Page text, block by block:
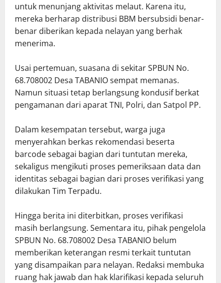
untuk menunjang aktivitas melaut. Karena itu,
mereka berharap distribusi BBM bersubsidi benar-
benar diberikan kepada nelayan yang berhak
menerima.
Usai pertemuan, suasana di sekitar SPBUN No.
68.708002 Desa TABANIO sempat memanas.
Namun situasi tetap berlangsung kondusif berkat
pengamanan dari aparat TNI, Polri, dan Satpol PP.
Dalam kesempatan tersebut, warga juga
menyerahkan berkas rekomendasi beserta
barcode sebagai bagian dari tuntutan mereka,
sekaligus mengikuti proses pemeriksaan data dan
identitas sebagai bagian dari proses verifikasi yang
dilakukan Tim Terpadu.
Hingga berita ini diterbitkan, proses verifikasi
masih berlangsung. Sementara itu, pihak pengelola
SPBUN No. 68.708002 Desa TABANIO belum
memberikan keterangan resmi terkait tuntutan
yang disampaikan para nelayan. Redaksi membuka
ruang hak jawab dan hak klarifikasi kepada seluruh